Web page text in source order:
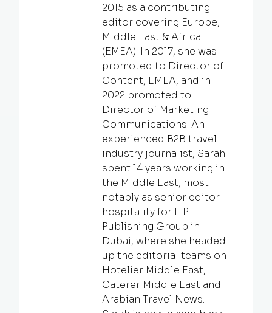
2015 as a contributing
editor covering Europe,
Middle East & Africa
(EMEA). In 2017, she was
promoted to Director of
Content, EMEA, and in
2022 promoted to
Director of Marketing
Communications. An
experienced B2B travel
industry journalist, Sarah
spent 14 years working in
the Middle East, most
notably as senior editor –
hospitality for ITP
Publishing Group in
Dubai, where she headed
up the editorial teams on
Hotelier Middle East,
Caterer Middle East and
Arabian Travel News.